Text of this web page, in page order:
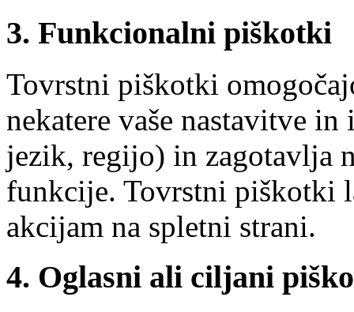
3. Funkcionalni piškotki
Tovrstni piškotki
nekatere vaše nastavitve
jezik, regijo) in zagotavlja
funkcije. Tovrstni piškotki
akcijam na spletni strani.
4. Oglasni ali ciljani